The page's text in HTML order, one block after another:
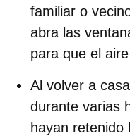
familiar o
abra las
para que el
Al volver a
durante varias
hayan retenido